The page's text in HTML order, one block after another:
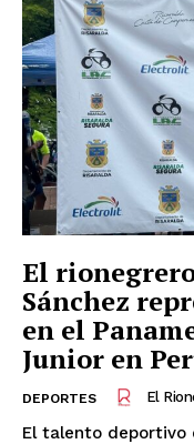
El
Sánchez
en el
Junior en
DEPORTES El
El talento deportivo